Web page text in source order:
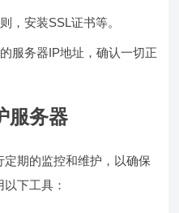
，安装SSL证书等。
服务器IP地址，确认一切正
服务器
期的监控和维护，以确保
下工具：